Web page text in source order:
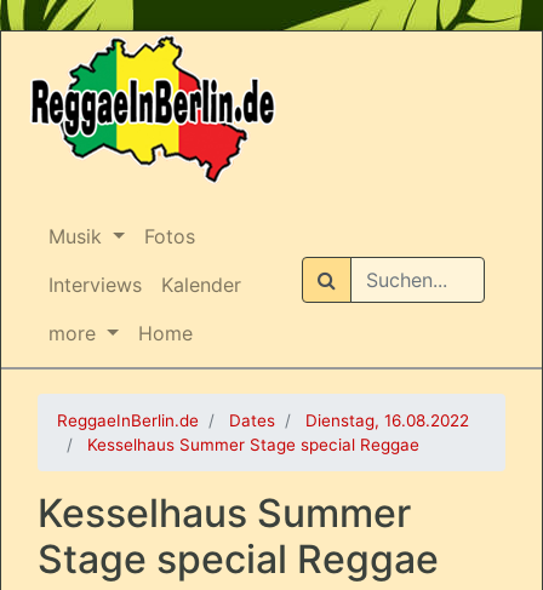
Musik
Fotos
Interviews
Kalender
more
Home
Suchen
ReggaeInBerlin.de Dates
Dienstag, 16.08.2022
Kesselhaus Summer Stage special Reggae
Kesselhaus Summer
Stage special Reggae